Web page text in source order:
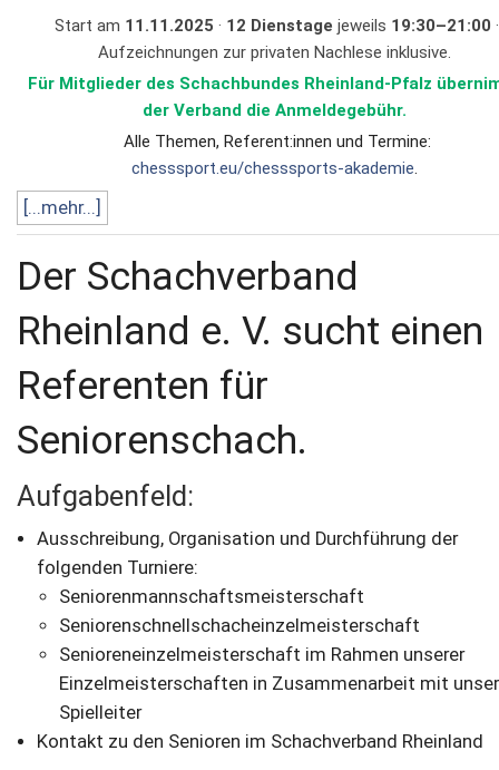
Start am 11.11.2025 · 12 Dienstage jeweils 19:30–21:00 ·
Aufzeichnungen zur privaten Nachlese inklusive.
Für Mitglieder des Schachbundes Rheinland-Pfalz
der Verband die Anmeldegebühr.
Alle Themen, Referent:innen und Termine:
chesssport.eu/chesssports-akademie.
[...mehr...]
Der Schachverband
Rheinland e. V. sucht einen
Referenten für
Seniorenschach.
Aufgabenfeld:
Ausschreibung, Organisation und Durchführung der
folgenden Turniere:
Seniorenmannschaftsmeisterschaft
Seniorenschnellschacheinzelmeisterschaft
Senioreneinzelmeisterschaft im Rahmen unserer
Einzelmeisterschaften in Zusammenarbeit mit
Spielleiter
Kontakt zu den Senioren im Schachverband Rheinland